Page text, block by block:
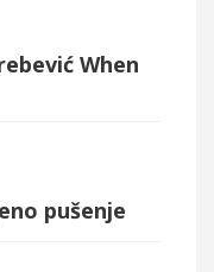
When
pušenje